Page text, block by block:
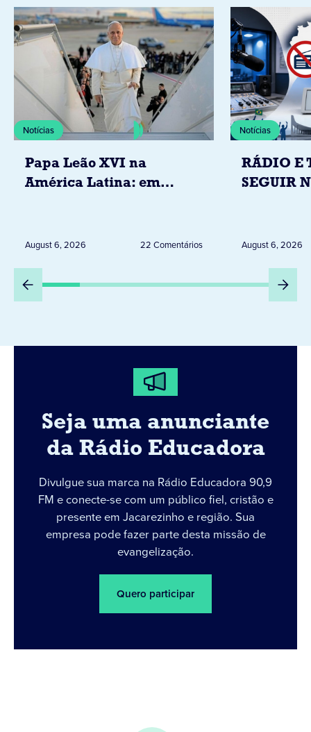
Notícias
Papa Leão XVI na
América Latina: em
Peru
August 6, 2026 22 Comentários
Notícias
RÁDIO E
SEGUIR
DESTA
August 6, 2026
Seja uma anunciante
da Rádio Educadora
Divulgue sua marca na Rádio Educadora 90,9
FM e conecte-se com um público fiel, cristão e
presente em Jacarezinho e região. Sua
empresa pode fazer parte desta missão de
evangelização.
Quero participar